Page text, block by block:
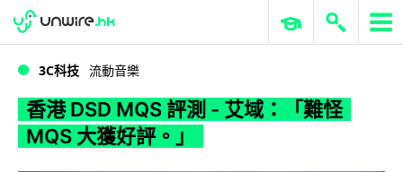
WWDC 2026 ERP 與商業 AI
3C科技 流動音樂
香港 DSD MQS 評測 - 艾域：「難怪
MQS 大獲好評。」